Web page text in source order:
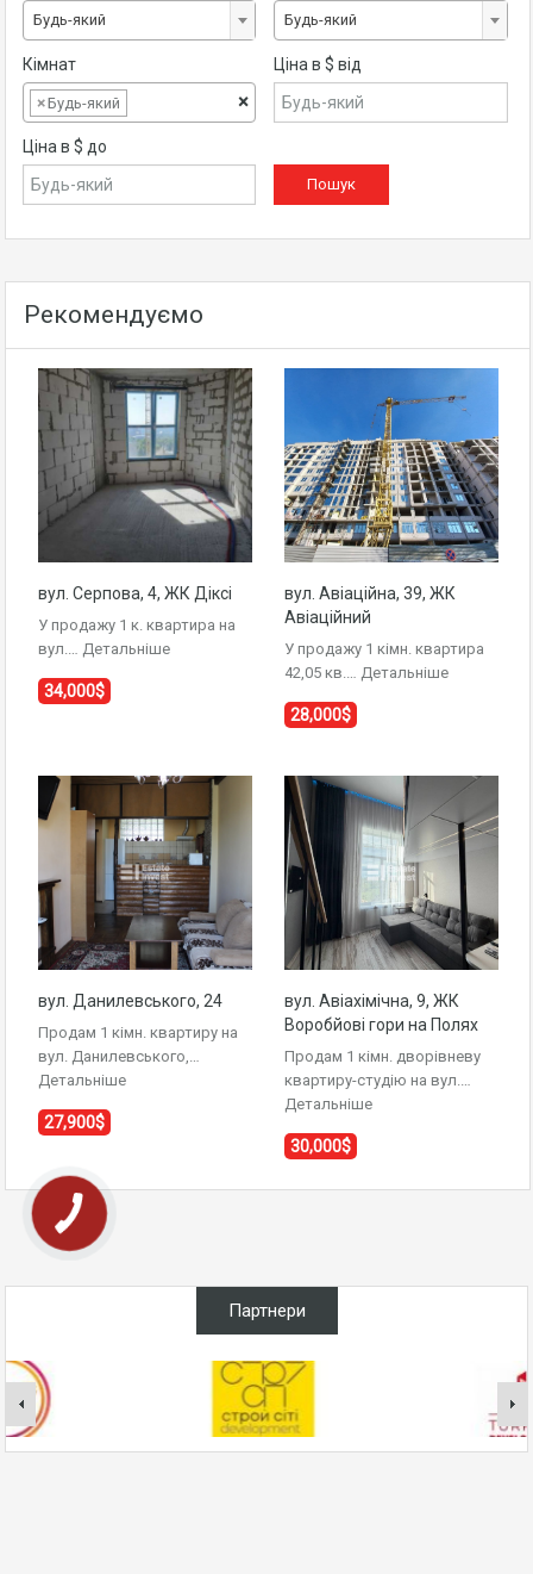
Будь-який Будь-який
Кімнат
×
×Будь-який
Ціна в $ від
Ціна в $ до
Рекомендуємо
вул. Серпова, 4, ЖК Діксі
У продажу 1 к. квартира на
вул.… Детальніше
34,000$
вул. Авіаційна, 39, ЖК
Авіаційний
У продажу 1 кімн. квартира
42,05 кв.… Детальніше
28,000$
вул. Данилевського, 24
Продам 1 кімн. квартиру на
вул. Данилевського,…
Детальніше
27,900$
вул. Авіахімічна, 9, ЖК
Воробйові гори на Полях
Продам 1 кімн. дворівневу
квартиру-студію на вул.…
Детальніше
30,000$
Партнери